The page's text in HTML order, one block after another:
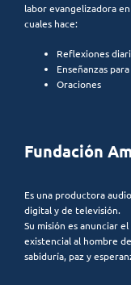
labor evangelizadora
cuales hace:
Reflexiones
Enseñanzas
Oraciones
Fundación
Es una productora
digital y de televisión.
Su misión es anunciar
existencial al hombre
sabiduría, paz y